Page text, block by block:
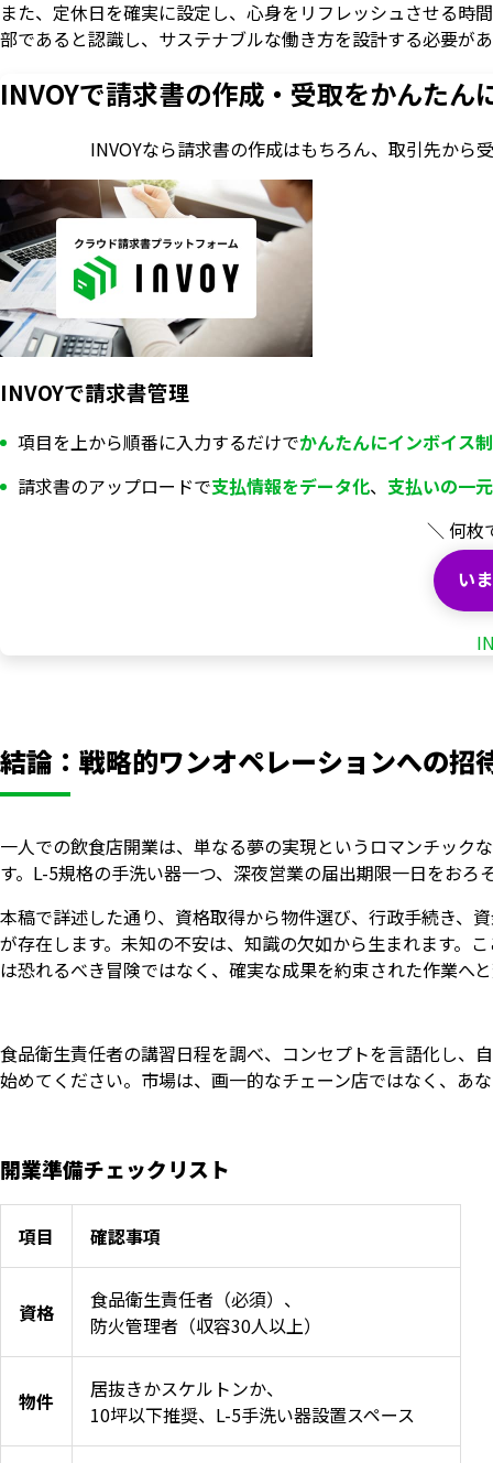
また、定休日を確実に設定し、心身をリフレッシュさせる時
部であると認識し、サステナブルな働き方を設計する必要が
INVOYで請求書の作成・ 受取をかんたん
INVOYなら請求書の作成はもちろん、 取引先から
INVOYで請求書管理
項目を上から順番に入力するだけでかんたんにインボイス
請求書のアップロードで支払情報をデータ化、 支払いの一
＼ 何枚
い
結論：戦略的ワンオペレーションへの招
一人での飲食店開業は、単なる夢の実現というロマンチック
す。L-5規格の手洗い器一つ、深夜営業の届出期限一日をお
本稿で詳述した通り、資格取得から物件選び、行政手続き、
が存在します。未知の不安は、知識の欠如から生まれます。
は恐れるべき冒険ではなく、確実な成果を約束された作業へ
食品衛生責任者の講習日程を調べ、コンセプトを言語化し、
始めてください。市場は、画一的なチェーン店ではなく、あ
開業準備チェックリスト
項目 確認事項
資格
食品衛生責任者（必須）、
防火管理者（収容30人以上）
物件
居抜きかスケルトンか、
10坪以下推奨、L-5手洗い器設置スペース